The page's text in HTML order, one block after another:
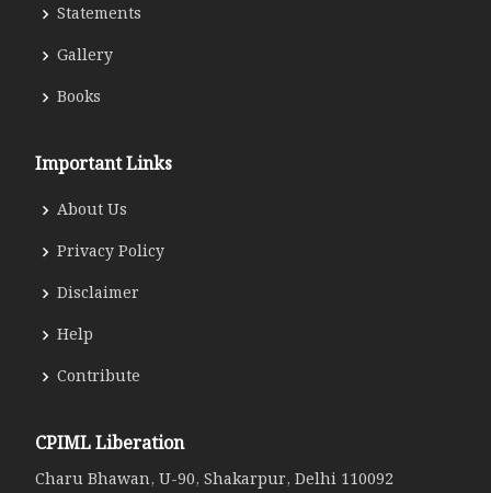
Statements
Gallery
Books
Important Links
About Us
Privacy Policy
Disclaimer
Help
Contribute
CPIML Liberation
Charu Bhawan, U-90, Shakarpur, Delhi 110092